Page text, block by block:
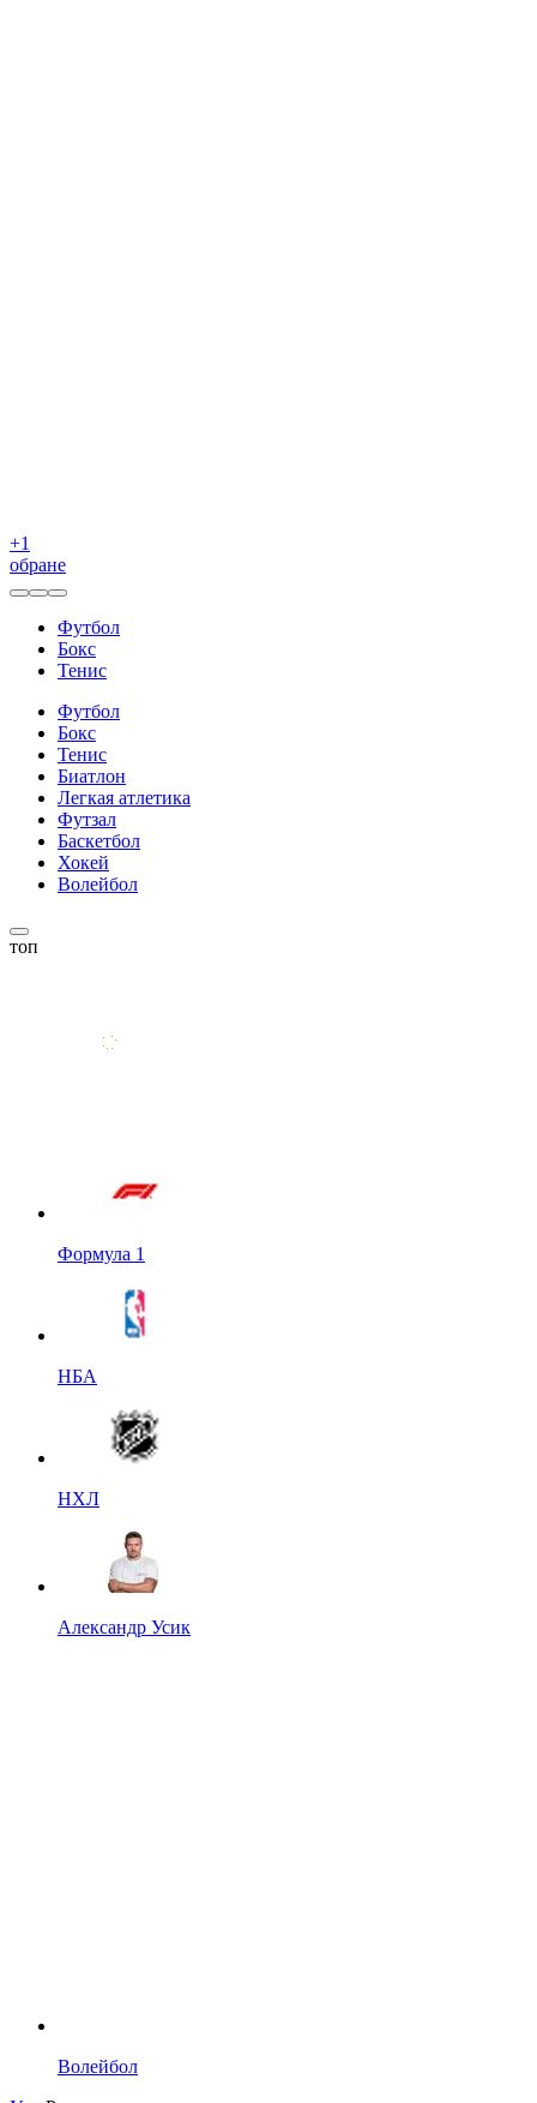
+1
обране
Футбол
Бокс
Тенис
Футбол
Бокс
Тенис
Биатлон
Легкая атлетика
Футзал
Баскетбол
Хокей
Волейбол
топ
Формула 1
НБА
НХЛ
Александр Усик
Волейбол